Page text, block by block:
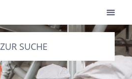
ZUR SUCHE